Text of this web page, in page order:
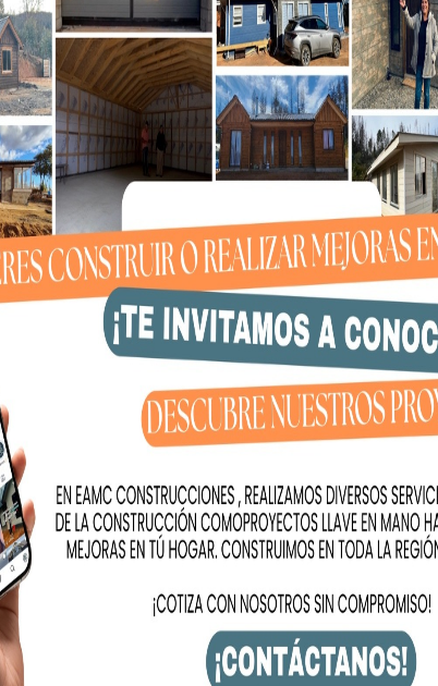
las expresiones en cuestión no
atención de la contundente prueba reunida
a la Bruma, la cual apunta directamente a la
y de la empresa Blumar”.
Público, en una causa que ha
dejó fallecidos y por los complejos